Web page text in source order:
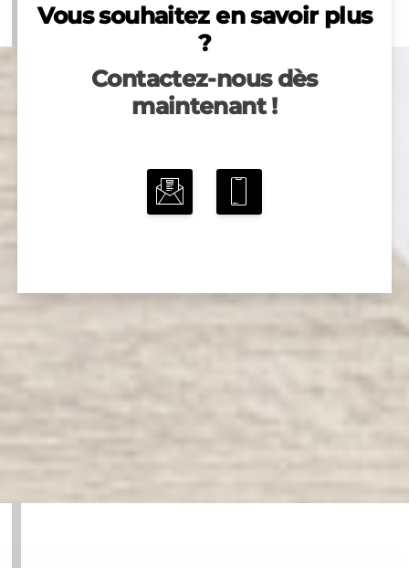
Vous souhaitez en savoir plus
?
Contactez-nous dès
maintenant !